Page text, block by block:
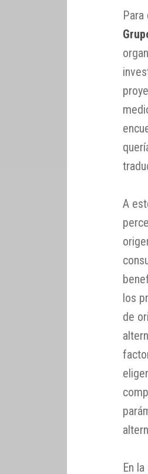
A
los
de
En